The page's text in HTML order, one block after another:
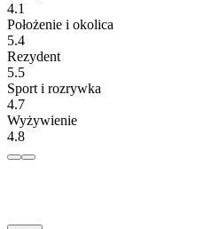
4.1
Położenie i okolica
5.4
Rezydent
5.5
Sport i rozrywka
4.7
Wyżywienie
4.8